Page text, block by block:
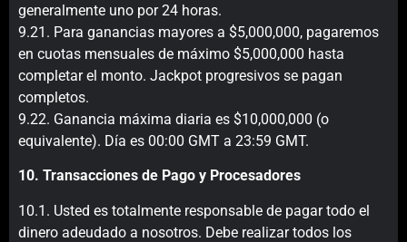
generalmente uno por 24 horas.
9.21. Para ganancias mayores a $5,000,000, pagaremos
en cuotas mensuales de máximo $5,000,000 hasta
completar el monto. Jackpot progresivos se pagan
completos.
9.22. Ganancia máxima diaria es $10,000,000 (o
equivalente). Día es 00:00 GMT a 23:59 GMT.
10. Transacciones de Pago y Procesadores
10.1. Usted es totalmente responsable de pagar todo el
dinero adeudado a nosotros. Debe realizar todos los